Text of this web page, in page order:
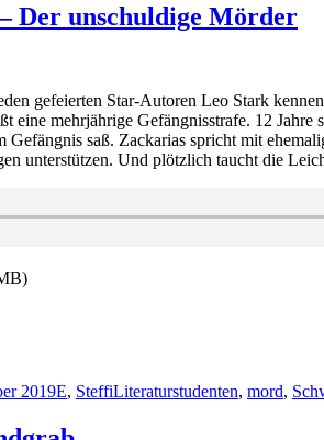
Der unschuldige Mörder
gefeierten Star-Autoren Leo Stark
eine mehrjährige Gefängnisstrafe. 12
saß. Zackarias spricht mit
unterstützen. Und plötzlich taucht die
2019E, SteffiLiteraturstudenten, mord,